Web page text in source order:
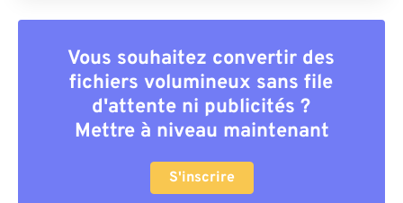
Vous souhaitez convertir des
fichiers volumineux sans file
d'attente ni publicités ?
Mettre à niveau maintenant
S'inscrire